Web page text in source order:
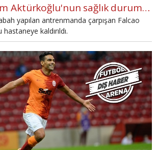
Falcao ve Kerem Aktürkoğlu'nun sağlık durumları nasıl?
yapılan antrenmanda çarpışan Falcao
kaldırıldı.